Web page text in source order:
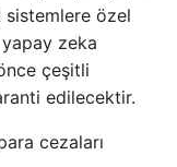
özel
zeka
çeşitli
edilecektir.
cezaları